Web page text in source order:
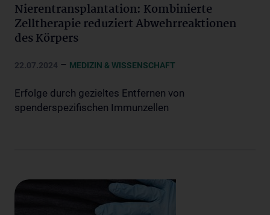
Nierentransplantation: Kombinierte
Zelltherapie reduziert Abwehrreaktionen
des Körpers
22.07.2024 – MEDIZIN & WISSENSCHAFT
Erfolge durch gezieltes Entfernen von
spenderspezifischen Immunzellen